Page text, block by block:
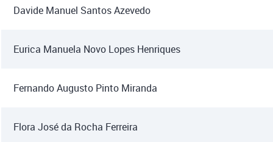
Davide Manuel Santos Azevedo
Eurica Manuela Novo Lopes Henriques
Fernando Augusto Pinto Miranda
Flora José da Rocha Ferreira